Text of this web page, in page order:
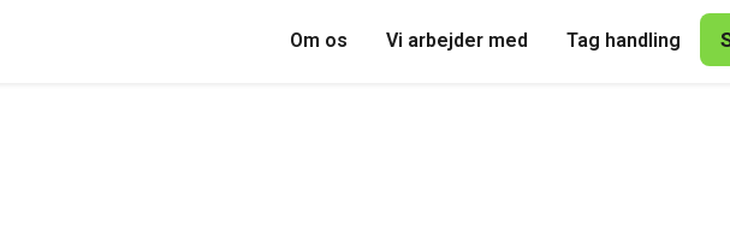
Om os Vi arbejder med Tag handling